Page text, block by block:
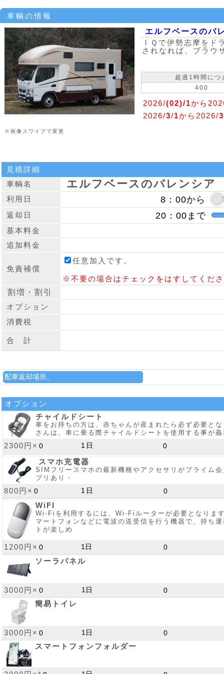
車輌の情報
※画像スワイプで変更
エルフベースのバ
ＩＱで伊勢志摩を
されなれば、ブラウ
超過1時間につ
400
2026/(02)/1から
2026/3/1から2026/3
見積詳細
車輌名
エルフベースのバレンシア
利用日
返却日
基本料金
追加料金
免責補償
任意加入です。
※不要の場合はチェックをはすしてくだ
オプション
消費税
合 計
オプション
チャイルドシート
車をお持ちの方は、赤ちゃんが産まれたら必ず必要と
さんは、車に乗る際チャイルドシートを使用する事が
2300円×
スマホ充電器
SIMフリースマホの最新機種やアクセサリがプライム
プリあり・
800円×
WiFI
Wi-Fiを利用するには、Wi-Fiルーターが必要となりま
マートフォンなどに電波の送受信を行う機器で、持ち
トが楽しめ
1200円×
ソーラパネル
3000円×
簡易トイレ
3000円×
スマートフォンフォルダー